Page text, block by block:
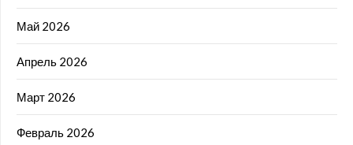
Май 2026
Апрель 2026
Март 2026
Февраль 2026